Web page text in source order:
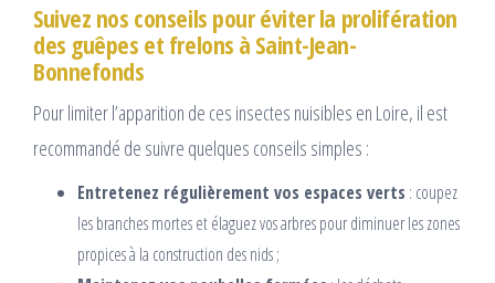
Suivez nos conseils pour éviter la prolifération
des guêpes et frelons à Saint-Jean-
Bonnefonds
Pour limiter l’apparition de ces insectes nuisibles en Loire, il est
recommandé de suivre quelques conseils simples :
Entretenez régulièrement vos espaces verts : coupez
les branches mortes et élaguez vos arbres pour diminuer les zones
propices à la construction des nids ;